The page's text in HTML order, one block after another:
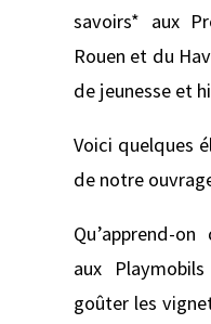
savoirs* aux
Rouen et du
de jeunesse et
Voici quelques
de notre
Qu’apprend-
aux
goûter les